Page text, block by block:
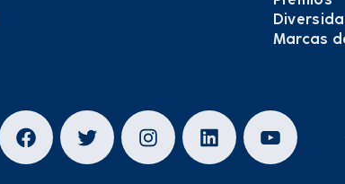
Marcas
Facebook
TwitterInstagram
LinkedIn